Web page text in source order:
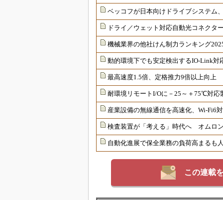
ベッコフが日本向けドライブシステム
ドライ／ウェット対応自動光コネクタ
機械業界の他社けん制力ランキング
動的環境下でも安定検出するIO-Link対
最高速度1.5倍、定格推力9倍以上向上
耐環境リモートI/Oに－25～＋75℃対応
産業設備の無線通信を高速化、Wi-Fi6
検査装置が「考える」時代へ オムロ
自動化進展で保全業務の負荷高まるも
この連載